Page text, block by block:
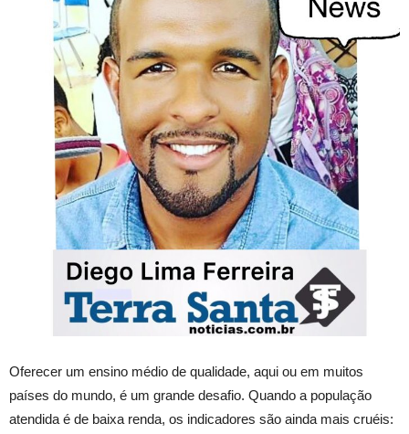
Oferecer um ensino médio de qualidade, aqui ou em muitos
países do mundo, é um grande desafio. Quando a população
atendida é de baixa renda, os indicadores são ainda mais cruéis: